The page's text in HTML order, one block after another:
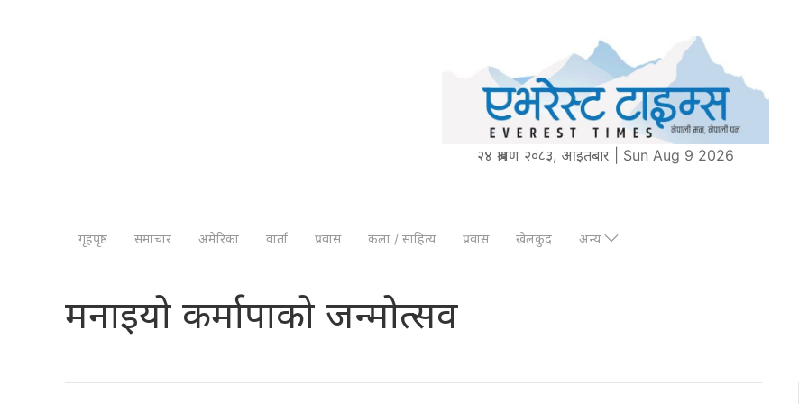
२४ श्रावण २०८३, आइतबार | Sun Aug 9 2026
गृहपृष्ठ समाचार अमेरिका वार्ता प्रवास कला / साहित्य प्रवास खेलकुद अन्य
मनाइयो कर्मापाको जन्मोत्सव